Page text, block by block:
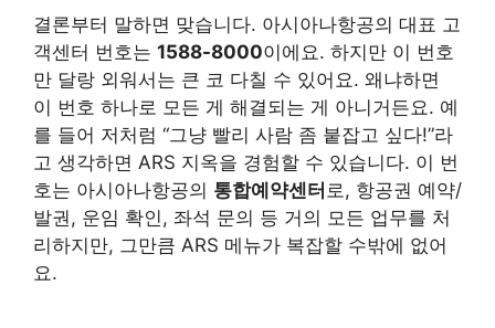
결론부터 말하면 맞습니다. 아시아나항공의 대표 고
객센터 번호는 1588-8000이에요. 하지만 이 번호
만 달랑 외워서는 큰 코 다칠 수 있어요. 왜냐하면
이 번호 하나로 모든 게 해결되는 게 아니거든요. 예
를 들어 저처럼 “그냥 빨리 사람 좀 붙잡고 싶다!”라
고 생각하면 ARS 지옥을 경험할 수 있습니다. 이 번
호는 아시아나항공의 통합예약센터 로, 항공권 예약/
발권, 운임 확인, 좌석 문의 등 거의 모든 업무를 처
리하지만, 그만큼 ARS 메뉴가 복잡할 수밖에 없어
요.